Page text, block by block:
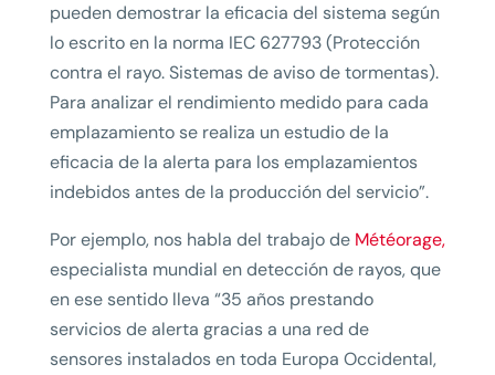
pueden demostrar la eficacia del sistema según
lo escrito en la norma IEC 627793 (Protección
contra el rayo. Sistemas de aviso de tormentas).
Para analizar el rendimiento medido para cada
emplazamiento se realiza un estudio de la
eficacia de la alerta para los emplazamientos
indebidos antes de la producción del servicio”.
Por ejemplo, nos habla del trabajo de Météorage,
especialista mundial en detección de rayos, que
en ese sentido lleva “35 años prestando
servicios de alerta gracias a una red de
sensores instalados en toda Europa Occidental,